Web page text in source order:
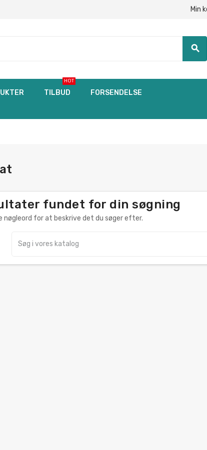
Min
search
TILBUD
HOT
FORSENDELSE
fundet for din søgning
nøgleord for at beskrive det du søger efter.